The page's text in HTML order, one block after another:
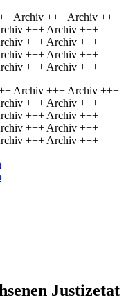
Archiv +++ Archiv +++
+++ Archiv +++
+++ Archiv +++
+++ Archiv +++
+++ Archiv +++
Archiv +++ Archiv +++
+++ Archiv +++
+++ Archiv +++
+++ Archiv +++
+++ Archiv +++
Justizetat